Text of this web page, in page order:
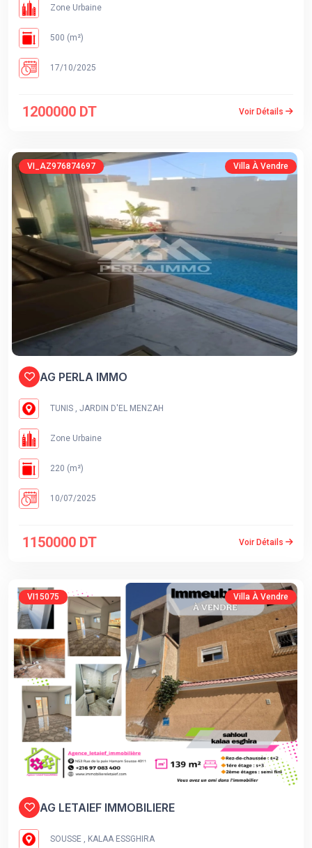
Zone Urbaine
500 (m²)
17/10/2025
1200000 DT Voir Détails
VI_AZ976874697 Villa À Vendre
AG PERLA IMMO
TUNIS , JARDIN D'EL MENZAH
Zone Urbaine
220 (m²)
10/07/2025
1150000 DT Voir Détails
VI15075 Villa À Vendre
AG LETAIEF IMMOBILIERE
SOUSSE , KALAA ESSGHIRA